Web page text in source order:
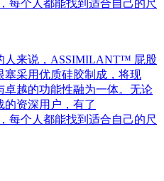
个人都能找到适合自己的尺
人来说，ASSIMILANT™ 屁股
塞采用优质硅胶制成，将现
卓越的功能性融为一体。无论
的资深用户，有了
个人都能找到适合自己的尺